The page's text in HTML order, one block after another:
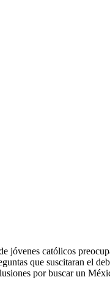
jóvenes católicos
que suscitaran el
por buscar un